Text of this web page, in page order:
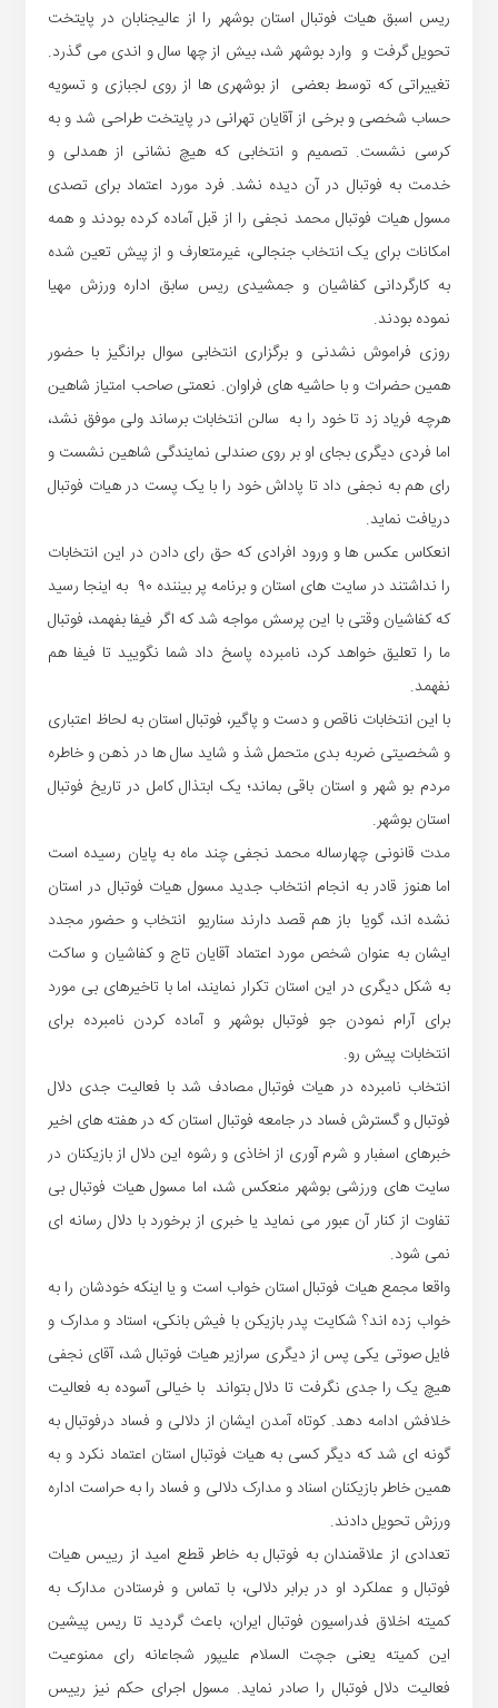
ریس اسبق هیات فوتبال استان بوشهر را از عالیجنابان در پایتخت
تحویل گرفت و وارد بوشهر شد، بیش از چها سال و اندی می گذرد.
تغییراتی که توسط بعضی از بوشهری ها از روی لجبازی و تسویه
حساب شخصی و برخی از آقایان تهرانی در پایتخت طراحی شد و به
کرسی نشست. تصمیم و انتخابی که هیچ نشانی از همدلی و
خدمت به فوتبال در آن دیده نشد. فرد مورد اعتماد برای تصدی
مسول هیات فوتبال محمد نجفی را از قبل آماده کرده بودند و همه
امکانات برای یک انتخاب جنجالی، غیرمتعارف و از پیش تعین شده
به کارگردانی کفاشیان و جمشیدی ریس سابق اداره ورزش مهیا
نموده بودند.
روزی فراموش نشدنی و برگزاری انتخابی سوال برانگیز با حضور
همین حضرات و با حاشیه های فراوان. نعمتی صاحب امتیاز شاهین
هرچه فریاد زد تا خود را به سالن انتخابات برساند ولی موفق نشد،
اما فردی دیگری بجای او بر روی صندلی نمایندگی شاهین نشست و
رای هم به نجفی داد تا پاداش خود را با یک پست در هیات فوتبال
دریافت نماید.
انعکاس عکس ها و ورود افرادی که حق رای دادن در این انتخابات
را نداشتند در سایت های استان و برنامه پر بیننده ۹۰ به اینجا رسید
که کفاشیان وقتی با این پرسش مواجه شد که اگر فیفا بفهمد، فوتبال
ما را تعلیق خواهد کرد، نامبرده پاسخ داد شما نگویید تا فیفا هم
نفهمد.
با این انتخابات ناقص و دست و پاگیر، فوتبال استان به لحاظ اعتباری
و شخصیتی ضربه بدی متحمل شذ و شاید سال ها در ذهن و خاطره
مردم بو شهر و استان باقی بماند؛ یک ابتذال کامل در تاریخ فوتبال
استان بوشهر.
مدت قانونی چهارساله محمد نجفی چند ماه به پایان رسیده است
اما هنوز قادر به انجام انتخاب جدید مسول هیات فوتبال در استان
نشده اند، گویا باز هم قصد دارند سناریو انتخاب و حضور مجدد
ایشان به عنوان شخص مورد اعتماد آقایان تاج و کفاشیان و ساکت
به شکل دیگری در این استان تکرار نمایند، اما با تاخیرهای بی مورد
برای آرام نمودن جو فوتبال بوشهر و آماده کردن نامبرده برای
انتخابات پیش رو.
انتخاب نامبرده در هیات فوتبال مصادف شد با فعالیت جدی دلال
فوتبال و گسترش فساد در جامعه فوتبال استان که در هفته های اخیر
خبرهای اسفبار و شرم آوری از اخاذی و رشوه این دلال از بازیکنان در
سایت های ورزشی بوشهر منعکس شد، اما مسول هیات فوتبال بی
تفاوت از کنار آن عبور می نماید یا خبری از برخورد با دلال رسانه ای
نمی شود.
واقعا مجمع هیات فوتبال استان خواب است و یا اینکه خودشان را به
خواب زده اند؟ شکایت پدر بازیکن با فیش بانکی، استاد و مدارک و
فایل صوتی یکی پس از دیگری سرازیر هیات فوتبال شد، آقای نجفی
هیچ یک را جدی نگرفت تا دلال بتواند با خیالی آسوده به فعالیت
خلافش ادامه دهد. کوتاه آمدن ایشان از دلالی و فساد درفوتبال به
گونه ای شد که دیگر کسی به هیات فوتبال استان اعتماد نکرد و به
همین خاطر بازیکنان اسناد و مدارک دلالی و فساد را به حراست اداره
ورزش تحویل دادند.
تعدادی از علاقمندان به فوتبال به خاطر قطع امید از رییس هیات
فوتبال و عملکرد او در برابر دلالی، با تماس و فرستادن مدارک به
کمیته اخلاق فدراسیون فوتبال ایران، باعث گردید تا ریس پیشین
این کمیته یعنی جچت السلام علیپور شجاعانه رای ممنوعیت
فعالیت دلال فوتبال را صادر نماید. مسول اجرای حکم نیز رییس